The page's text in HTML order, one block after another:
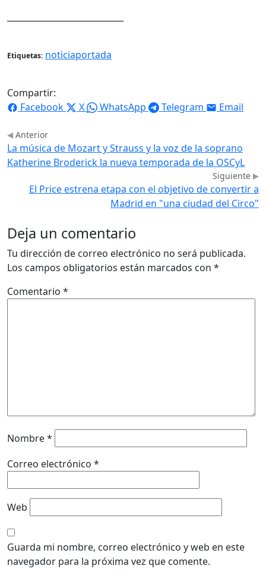
Etiquetas: noticiaportada
Compartir:
Facebook
X WhatsApp Telegram Email
Anterior
La música de Mozart y Strauss y la voz de la soprano
Katherine Broderick la nueva temporada de la OSCyL
Siguiente
El Price estrena etapa con el objetivo de convertir a
Madrid en "una ciudad del Circo"
Deja un comentario
Tu dirección de correo electrónico no será publicada.
Los campos obligatorios están marcados con *
Comentario *
Nombre*
Correo electrónico *
Web
Guarda mi nombre, correo electrónico y web en este
navegador para la próxima vez que comente.